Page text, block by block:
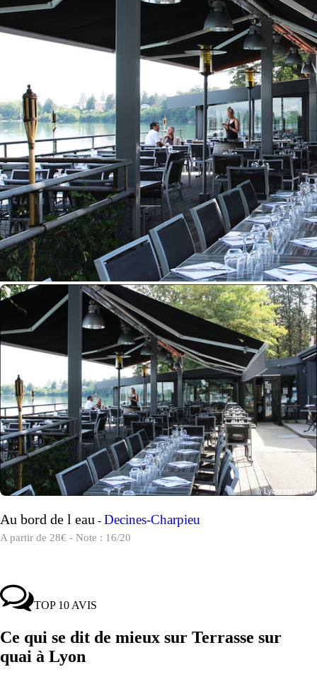
Au bord de l eau - Decines-Charpieu
A partir de 28€ - Note : 16/20
TOP 10 AVIS
Ce qui se dit de mieux sur Terrasse sur
quai à Lyon